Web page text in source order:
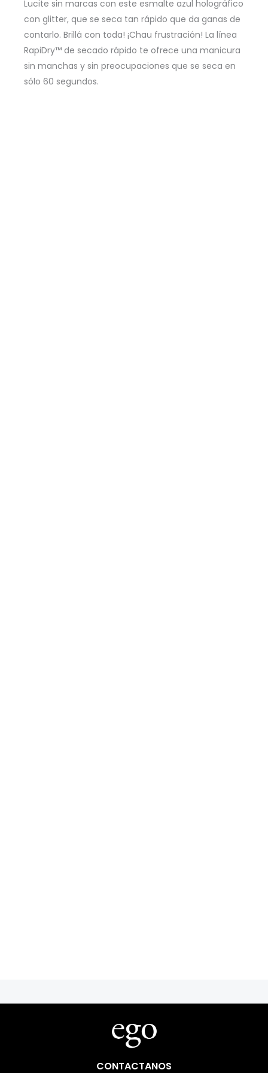
Dry
N'
Mighty
-
9ml
Lucite sin marcas con este esmalte azul holográfico
con glitter, que se seca tan rápido que da ganas de
contarlo. Brillá con toda! ¡Chau frustración! La línea
RapiDry™ de secado rápido te ofrece una manicura
sin manchas y sin preocupaciones que se seca en
sólo 60 segundos.
CONTACTANOS